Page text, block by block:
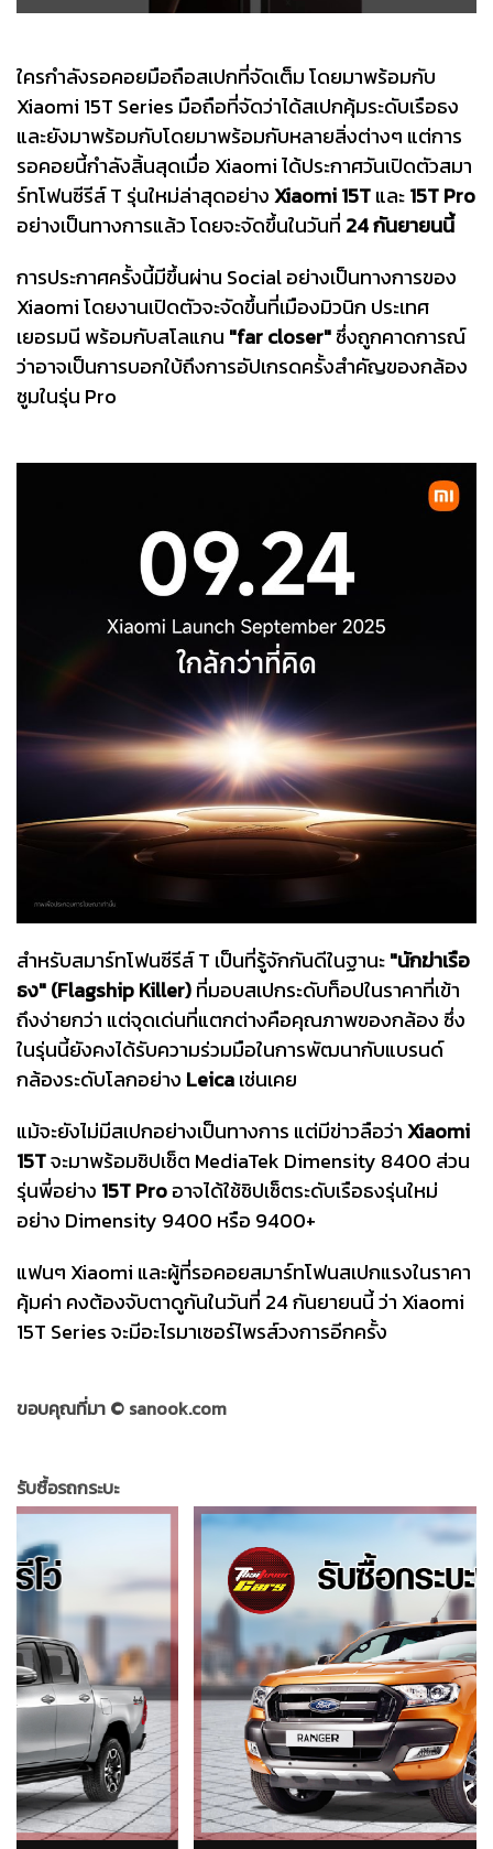
ใครกำลังรอคอยมือถือสเปกที่จัดเต็ม โดยมาพร้อมกับ
Xiaomi 15T Series มือถือที่จัดว่าได้สเปกคุ้มระดับเรือธง
และยังมาพร้อมกับโดยมาพร้อมกับหลายสิ่งต่างๆ แต่การ
รอคอยนี้กำลังสิ้นสุดเมื่อ Xiaomi ได้ประกาศวันเปิดตัวสมา
ร์ทโฟนซีรีส์ T รุ่นใหม่ล่าสุดอย่างXiaomi 15Tและ15T Pro
อย่างเป็นทางการแล้ว โดยจะจัดขึ้นในวันที่ 24 กันยายนนี้
การประกาศครั้งนี้มีขึ้นผ่าน Social อย่างเป็นทางการของ
Xiaomi โดยงานเปิดตัวจะจัดขึ้นที่เมืองมิวนิก ประเทศ
เยอรมนี พร้อมกับสโลแกน "far closer"ซึ่งถูกคาดการณ์
ว่าอาจเป็นการบอกใบ้ถึงการอัปเกรดครั้งสำคัญของกล้อง
ซูมในรุ่น Pro
สำหรับสมาร์ทโฟนซีรีส์ T เป็นที่รู้จักกันดีในฐานะ"นักฆ่าเรือ
ธง" (Flagship Killer)ที่มอบสเปกระดับท็อปในราคาที่เข้า
ถึงง่ายกว่า แต่จุดเด่นที่แตกต่างคือคุณภาพของกล้อง ซึ่ง
ในรุ่นนี้ยังคงได้รับความร่วมมือในการพัฒนากับแบรนด์
กล้องระดับโลกอย่าง Leicaเช่นเคย
แม้จะยังไม่มีสเปกอย่างเป็นทางการ แต่มีข่าวลือว่าXiaomi
15Tจะมาพร้อมชิปเซ็ต MediaTek Dimensity 8400 ส่วน
รุ่นพี่อย่าง 15T Proอาจได้ใช้ชิปเซ็ตระดับเรือธงรุ่นใหม่
อย่าง Dimensity 9400 หรือ 9400+
แฟนๆ Xiaomi และผู้ที่รอคอยสมาร์ทโฟนสเปกแรงในราคา
คุ้มค่า คงต้องจับตาดูกันในวันที่ 24 กันยายนนี้ ว่า Xiaomi
15T Series จะมีอะไรมาเซอร์ไพรส์วงการอีกครั้ง
ขอบคุณที่มา © sanook.com
รับซื้อรถกระบะ